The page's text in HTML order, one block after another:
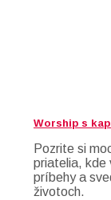
Worship s
Pozrite si
priatelia, kde
príbehy a
životoch.